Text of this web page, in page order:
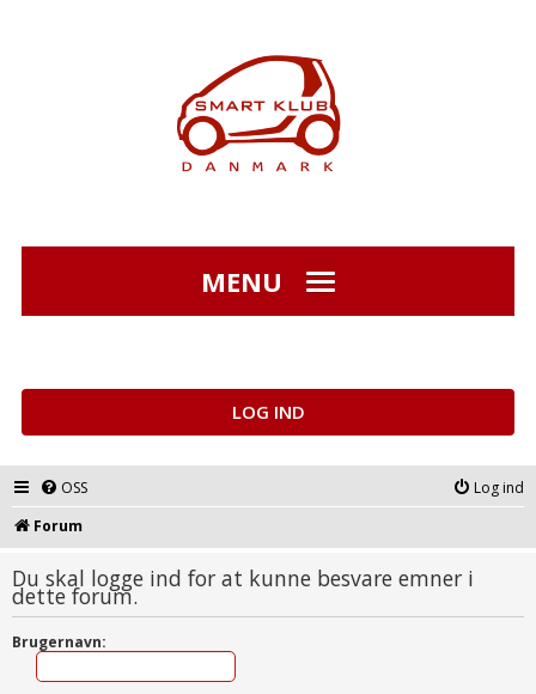
MENU
LOG IND
OSS
Log ind
Forum
Du skal logge ind for at kunne besvare emner i
dette forum.
Brugernavn: